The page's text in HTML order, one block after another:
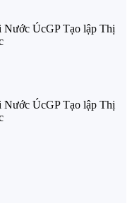
Nước ÚcGP Tạo lập Thị
Nước ÚcGP Tạo lập Thị